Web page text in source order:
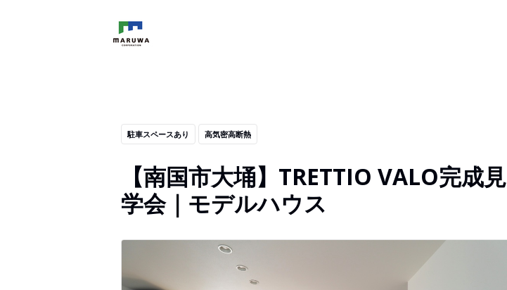
駐車スペースあり 高気密高断熱
【南国市大埇】TRETTIO VALO完成見
学会｜モデルハウス